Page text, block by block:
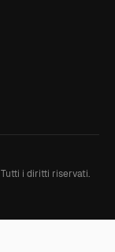
Tutti i diritti riservati.